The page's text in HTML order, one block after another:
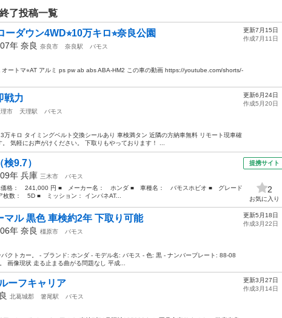
了投稿一覧
ダウン4WD⭐︎10万キロ⭐︎奈良公園
年 奈良 奈良市 奈良駅
バモス
オートマ⭐︎AT アルミ ps pw ab abs ABA-HM2 この車の動画 https://youtube.com/shorts/-
更新7月15日
作成7月11日
戦力
理市 天理駅
バモス
万キロ タイミングベルト交換シールあり 車検満タン 近隣の方納車無料 リモート現車確
気軽にお声がけください。 下取りもやっております！ ...
更新6月24日
作成5月20日
9.7）
年 兵庫 三木市
バモス
格： 241,000 円 ■ メーカー名： ホンダ ■ 車種名： バモスホビオ ■ グレード
： 5D ■ ミッション： インパネAT...
提携サイト
2
お気に入り
マル 黒色 車検約2年 下取り可能
年 奈良 橿原市
バモス
クトカー。 - ブランド: ホンダ - モデル名: バモス - 色: 黒 - ナンバープレート: 88-08
画像現状 走る止まる曲がる問題なし 平成...
更新5月18日
作成3月22日
ーフキャリア
北葛城郡 箸尾駅
バモス
更新3月27日
作成3月14日